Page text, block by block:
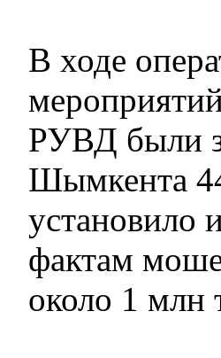
В ходе
РУВД были
Шымкента
установило
фактам
около 1 млн